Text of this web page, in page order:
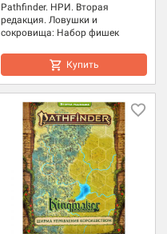
Pathfinder. НРИ. Вторая
редакция. Ловушки и
сокровища: Набор фишек
Купить